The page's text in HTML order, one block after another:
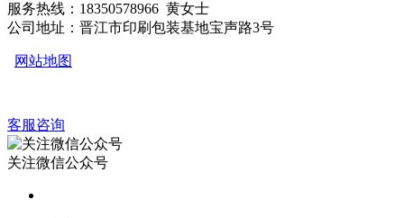
服务热线：18350578966 黄女士
公司地址：晋江市印刷包装基地宝声路3号
网站地图
客服咨询
关注微信公众号